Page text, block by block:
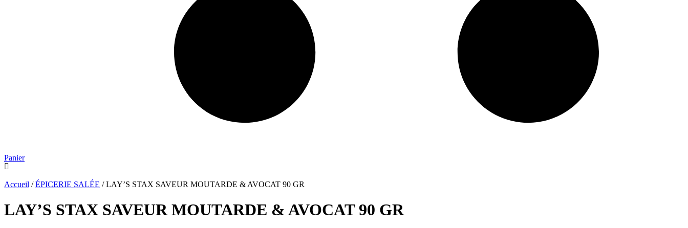
Panier
Accueil /ÉPICERIE SALÉE / LAY’S STAX SAVEUR MOUTARDE & AVOCAT 90 GR
LAY’S STAX SAVEUR MOUTARDE & AVOCAT 90 GR